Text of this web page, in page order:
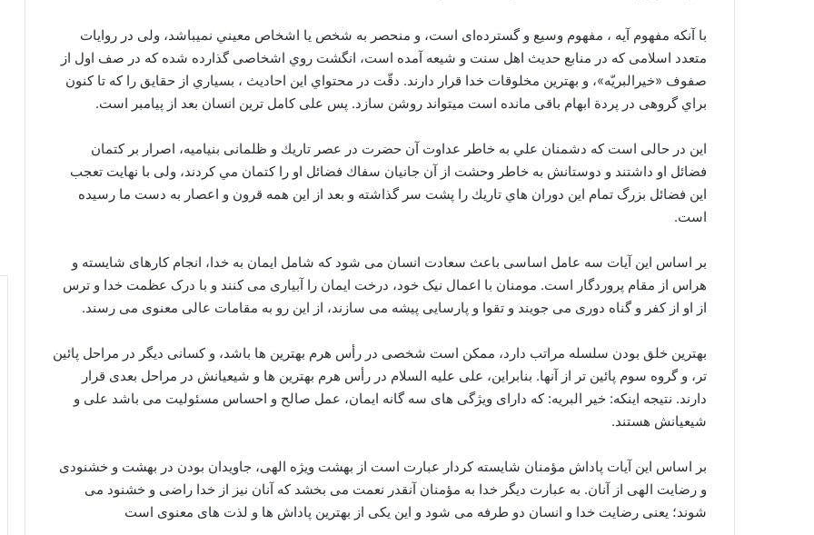
با آنکه مفهوم آيه ، مفهوم وسیع و گسترده‌ای است، و منحصر به شخص يا اشخاص معيني نمي‏باشد، ولی در روایات
متعدد اسلامی كه در منابع حدیث اهل سنت و شیعه آمده است، انگشت روي اشخاصی گذارده شده كه در صف اول از
صفوف «خيرالبريّه»، و بهترين مخلوقات خدا قرار دارند. دقّت در محتواي اين احاديث ، بسياري از حقایق را كه تا كنون
براي گروهی در پردة ابهام باقى مانده است مي‏تواند روشن سازد. پس علی کامل ترین انسان بعد از پیامبر است.
اين در حالی است كه دشمنان علي به خاطر عداوت آن حضرت در عصر تاريك و ظلمانی بني‏اميه، اصرار بر كتمان
فضائل او داشتند و دوستانش به خاطر وحشت از آن جانیان سفاك فضائل او را كتمان مي كردند، ولی با نهایت تعجب
اين فضائل بزرگ تمام اين دوران هاي تاريك را پشت سر گذاشته و بعد از اين همه قرون و اعصار به دست ما رسيده
است.
بر اساس این آیات سه عامل اساسی باعث سعادت انسان می شود که شامل ایمان به خدا، انجام کارهای شایسته و
هراس از مقام پروردگار است. مومنان با اعمال نیک خود، درخت ایمان را آبیاری می ‏کنند و با درک عظمت خدا و ترس
از او از کفر و گناه دوری می‏ جویند و تقوا و پارسایی پیشه می ‏سازند، از این رو به مقامات عالی معنوی می ‏رسند.
بهترین خلق بودن سلسله مراتب دارد، ممکن است شخصی در رأس هرم بهترین ها باشد، و کسانی دیگر در مراحل پائین
تر، و گروه سوم پائین تر از آنها. بنابراین، علی علیه السلام در رأس هرم بهترین ها و شیعیانش در مراحل بعدی قرار
دارند. نتیجه اینکه: خیر البریه: که دارای ویژگی های سه گانه ایمان، عمل صالح و احساس مسئولیت می باشد علی و
شیعیانش هستند.
بر اساس این آیات پاداش مؤمنان شایسته کردار عبارت است از بهشت ویژه الهی، جاویدان بودن در بهشت و خشنودی
و رضایت الهی از آنان. به عبارت دیگر خدا به مؤمنان آنقدر نعمت می‏ بخشد که آنان نیز از خدا راضی و خشنود می
‏شوند؛ یعنی رضایت خدا و انسان دو طرفه می ‏شود و این یکی از بهترین پاداش‏ ها و لذت‏ های معنوی است